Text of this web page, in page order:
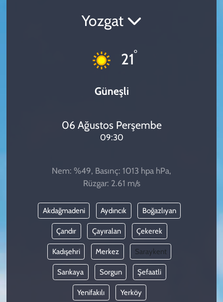
Yozgat
21°
Güneşli
06 Ağustos Perşembe
09:30
Nem: %49, Basınç: 1013 hpa hPa,
Rüzgar: 2.61 m/s
Akdağmadeni Aydıncık Boğazlıyan
Çandır Çayıralan Çekerek
Kadışehri Merkez Saraykent
Sarıkaya Sorgun Şefaatli
Yenifakılı Yerköy